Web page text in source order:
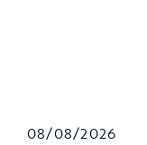
08/08/2026